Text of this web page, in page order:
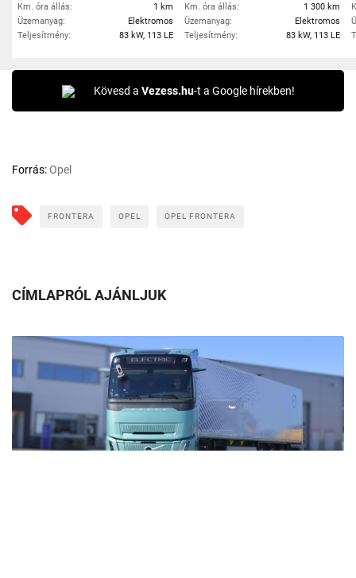
Km. óra állás:
1 km
Üzemanyag:
Elektromos
Teljesítmény:
83 kW, 113 LE
Km. óra állás:
1 300 km
Üzemanyag:
Elektromos
Teljesítmény:
83 kW, 113 LE
Kövesd a Vezess.hu-t a Google hírekben!
Forrás:Opel
FRONTERA OPEL OPEL FRONTERA
CÍMLAPRÓL AJÁNLJUK